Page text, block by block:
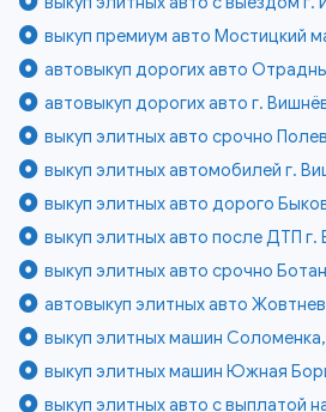
выкуп премиум авто Мостицкий
автовыкуп дорогих авто
автовыкуп дорогих авто г.
выкуп элитных авто срочно
выкуп элитных автомобилей г.
выкуп элитных авто дорого
выкуп элитных авто после ДТП г.
выкуп элитных авто срочно
автовыкуп элитных авто
выкуп элитных машин
выкуп элитных машин Южная
выкуп элитных авто с выплатой